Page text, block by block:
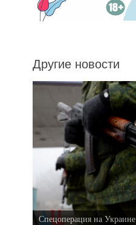
Другие новости
Спецоперация на Украине